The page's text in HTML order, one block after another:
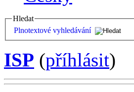
Hledat
Plnotextové vyhledávání
ISP (příhlásit)